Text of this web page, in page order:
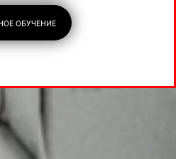
ОБУЧЕНИЕ